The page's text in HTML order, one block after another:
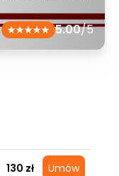
5.00/5
130 zł Umów